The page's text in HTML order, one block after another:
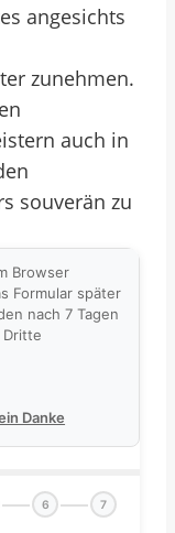
angesichts
zunehmen.
auch in
souverän zu
Browser
Formular später
nach 7 Tagen
Danke
6 7